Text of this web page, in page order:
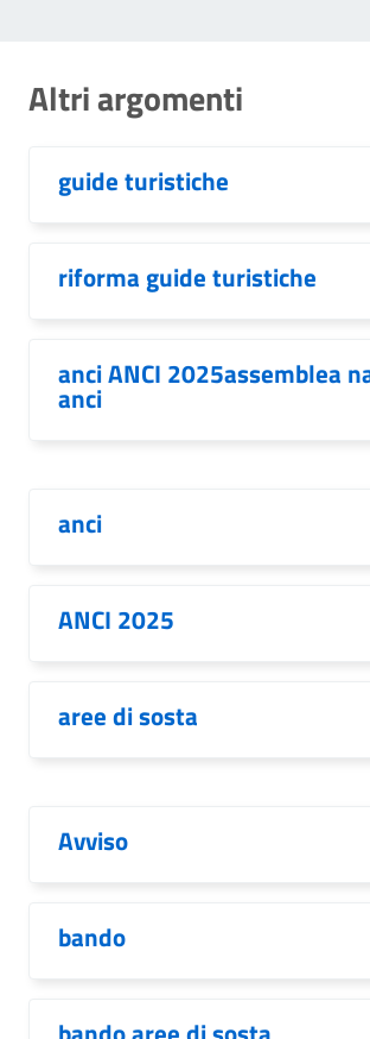
Altri argomenti
guide turistiche
riforma guide turistiche
anci ANCI 2025assemblea
anci
anci
ANCI 2025
aree di sosta
Avviso
bando